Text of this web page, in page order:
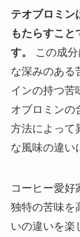
テオブロミン
もたらすこと
す。
この成
な深みのある
インの持つ苦
オブロミンの
方法によって
な風味の違い
コーヒー愛好
独特の苦味を
いの違いを楽